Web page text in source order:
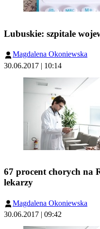
Lubuskie: szpitale
Magdalena Okoniewska
30.06.2017 | 10:14
67 procent chorych na
lekarzy
Magdalena Okoniewska
30.06.2017 | 09:42